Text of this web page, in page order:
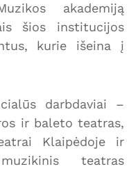
akademiją
šios institucijos
kurie išeina į
darbdaviai –
ir baleto teatras,
Klaipėdoje ir
teatras